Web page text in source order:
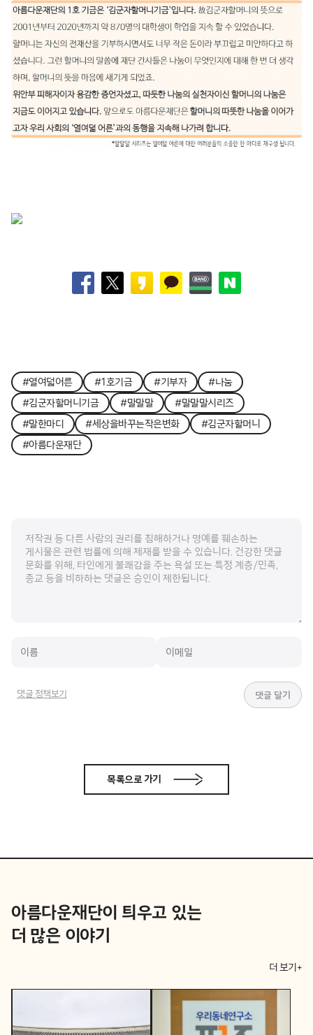
#열여덟어른 #1호기금 #기부자
#나눔
#김군자할머니기금
#말말말
#말말말시리즈
#말한마디
#세상을바꾸는작은변화
#김군자할머니
#아름다운재단
댓글 정책보기
목록으로 가기
아름다운재단이 틔우고 있는
더 많은 이야기
더 보기+